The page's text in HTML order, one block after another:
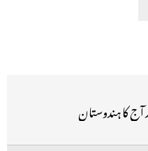
آج کا ہندوستان